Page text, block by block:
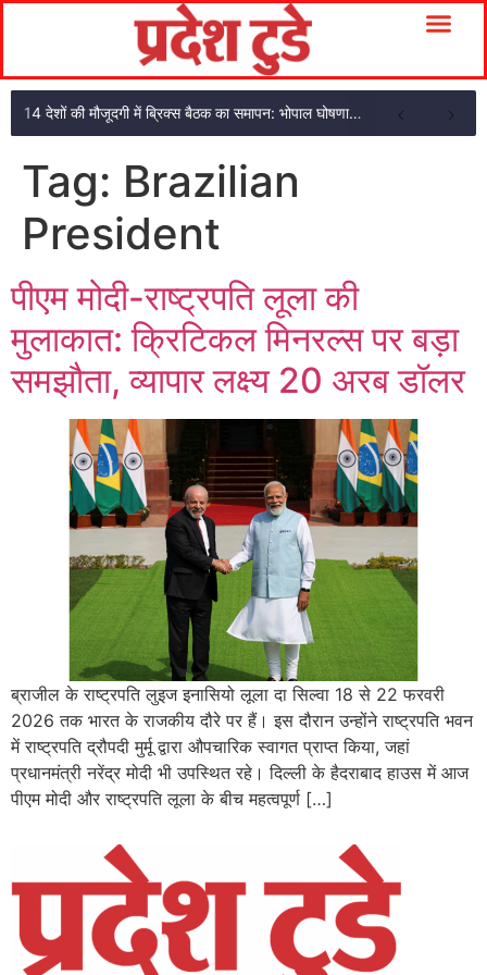
14 देशों की मौजूदगी में ब्रिक्स बैठक का समापन: भोपाल घोषणा पत्र अपनाया
Tag: Brazilian
President
पीएम मोदी-राष्ट्रपति लूला की
मुलाकात: क्रिटिकल मिनरल्स पर बड़ा
समझौता, व्यापार लक्ष्य 20 अरब डॉलर
ब्राजील के राष्ट्रपति लुइज इनासियो लूला दा सिल्वा 18 से 22 फरवरी
2026 तक भारत के राजकीय दौरे पर हैं। इस दौरान उन्होंने राष्ट्रपति भवन
में राष्ट्रपति द्रौपदी मुर्मू द्वारा औपचारिक स्वागत प्राप्त किया, जहां
प्रधानमंत्री नरेंद्र मोदी भी उपस्थित रहे। दिल्ली के हैदराबाद हाउस में आज
पीएम मोदी और राष्ट्रपति लूला के बीच महत्वपूर्ण […]